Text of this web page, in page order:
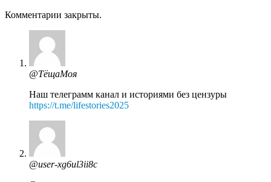
Комментарии закрыты.
@ТёщаМоя
Наш телеграмм канал и историями без цензуры
https://t.me/lifestories2025
@user-xg6ul3ii8c